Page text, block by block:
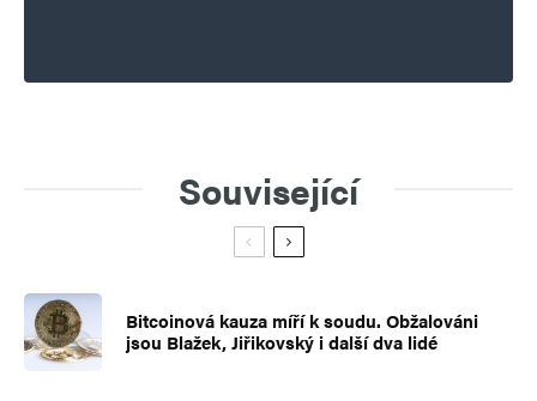
Související
Bitcoinová kauza míří k soudu. Obžalováni
jsou Blažek, Jiřikovský i další dva lidé